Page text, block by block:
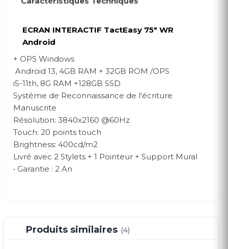
ECRAN INTERACTIF TactEasy 75" WR
Android
+ OPS Windows
Android 13, 4GB RAM + 32GB ROM /OPS
i5-11th, 8G RAM +128GB SSD
Systéme de Reconnaissance de l'écriture
Manuscrite
Résolution: 3840x2160 @60Hz
Touch: 20 points touch
Brightness: 400cd/m2
Livré avec 2 Stylets + 1 Pointeur + Support Mural
• Garantie : 2 An
Produits similaires (4)